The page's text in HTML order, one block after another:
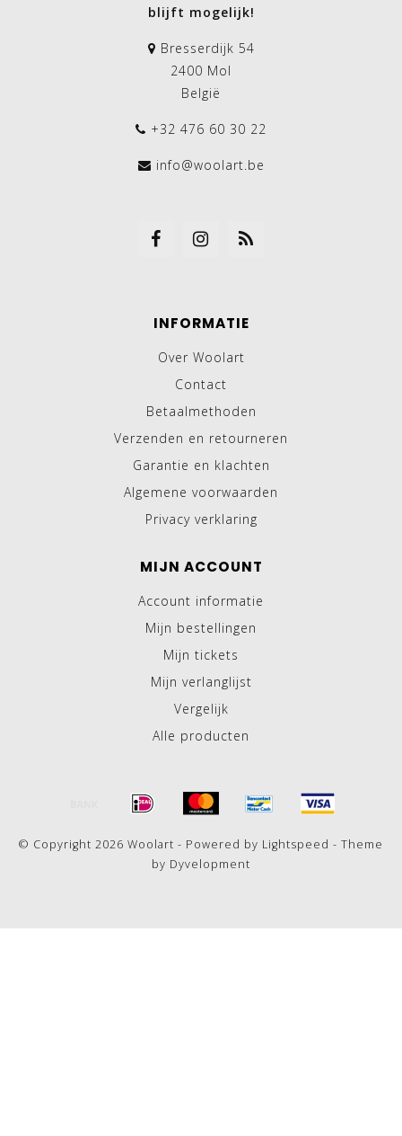
blijft mogelijk!
Bresserdijk 54
2400 Mol
België
+32 476 60 30 22
info@woolart.be
INFORMATIE
Over Woolart
Contact
Betaalmethoden
Verzenden en retourneren
Garantie en klachten
Algemene voorwaarden
Privacy verklaring
MIJN ACCOUNT
Account informatie
Mijn bestellingen
Mijn tickets
Mijn verlanglijst
Vergelijk
Alle producten
© Copyright 2026 Woolart - Powered by Lightspeed - Theme
by Dyvelopment